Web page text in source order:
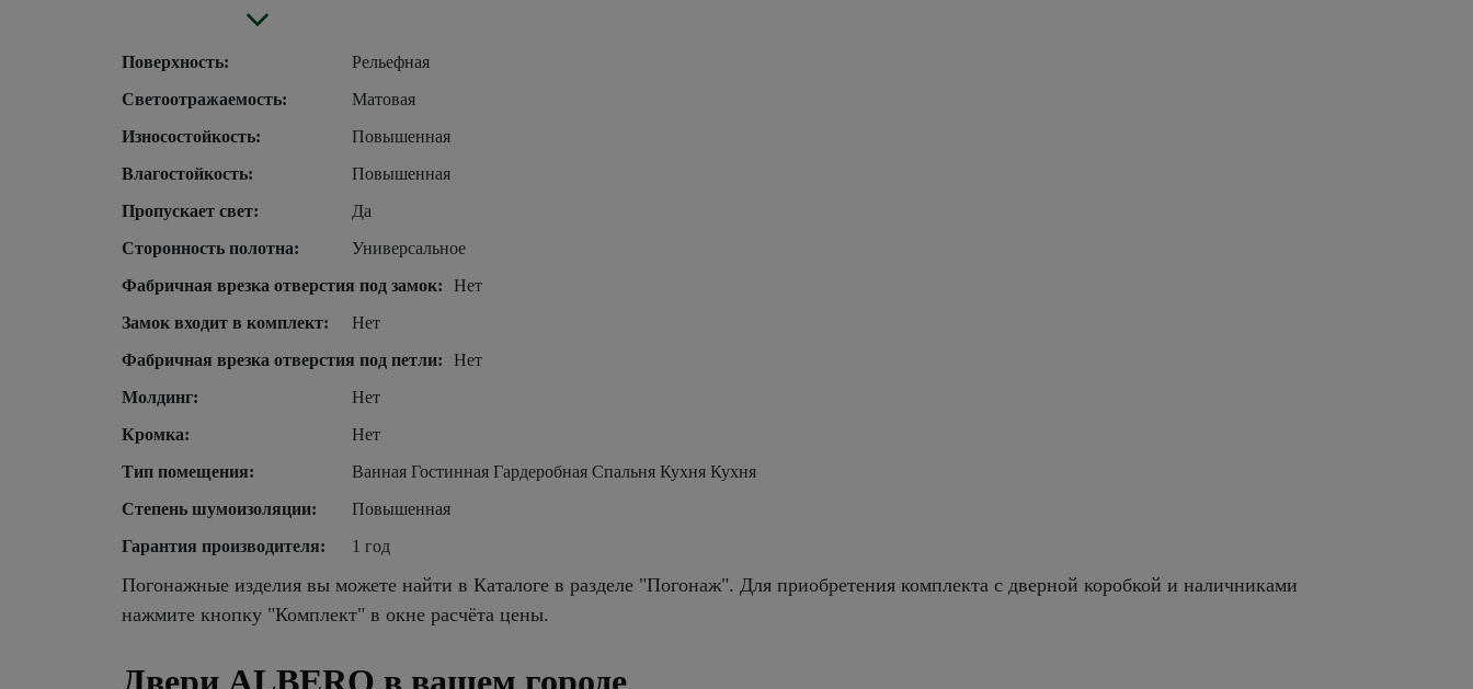
Поверхность:
Рельефная
Светоотражаемость:
Матовая
Износостойкость:
Повышенная
Влагостойкость:
Повышенная
Пропускает свет:
Да
Сторонность полотна:
Универсальное
Фабричная врезка отверстия под замок:
Нет
Замок входит в комплект:
Нет
Фабричная врезка отверстия под петли:
Нет
Молдинг:
Нет
Кромка:
Нет
Тип помещения:
Ванная Гостинная Гардеробная Спальня Кухня Кухня
Степень шумоизоляции:
Повышенная
Гарантия производителя:
1 год
Погонажные изделия вы можете найти в Каталоге в разделе "Погонаж". Для приобретения комплекта с дверной коробкой и наличниками
нажмите кнопку "Комплект" в окне расчёта цены.